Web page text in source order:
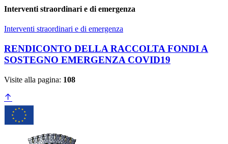
Interventi straordinari e di emergenza
Interventi straordinari e di emergenza
RENDICONTO DELLA RACCOLTA FONDI A
SOSTEGNO EMERGENZA COVID19
Visite alla pagina: 108